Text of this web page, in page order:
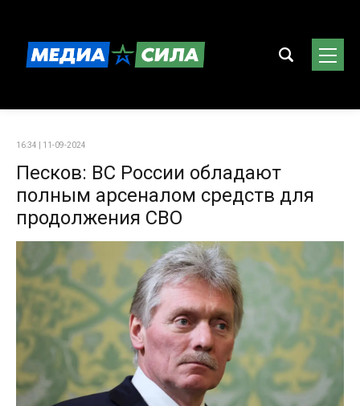
16:34 | 11-09-2024
Песков: ВС России обладают
полным арсеналом средств для
продолжения СВО